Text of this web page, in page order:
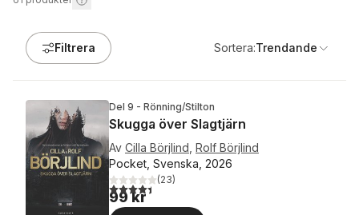
Filtrera Sortera:Trendande
Del 9 - Rönning/Stilton
Skugga över Slagtjärn
Av Cilla Börjlind Rolf Börjlind
Pocket, Svenska, 2026
4,4utav 5 stjärnor. Totalt antal röster:
(23)
99 kr